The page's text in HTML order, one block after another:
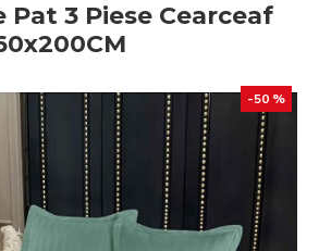
Pat 3 Piese Cearceaf
-50 %